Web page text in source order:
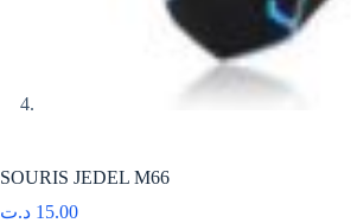
SOURIS JEDEL M66
15.00 د.ت